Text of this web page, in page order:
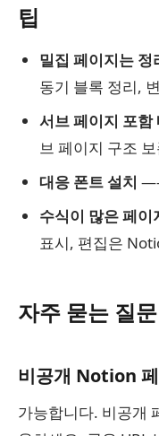
팁
밀집 페이지는 정
동기 블록 정리,
서브 페이지 포함
브 페이지 구조
대응 폰트 설치
수식이 많은 페이
표시, 편집은
자주 묻는 질문
비공개 Notion
가능합니다. 비공개